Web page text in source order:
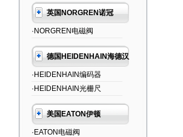
英国NORGREN诺冠
·NORGREN电磁阀
德国HEIDENHAIN海德汉
·HEIDENHAIN编码器
·HEIDENHAIN光栅尺
美国EATON伊顿
·EATON电磁阀